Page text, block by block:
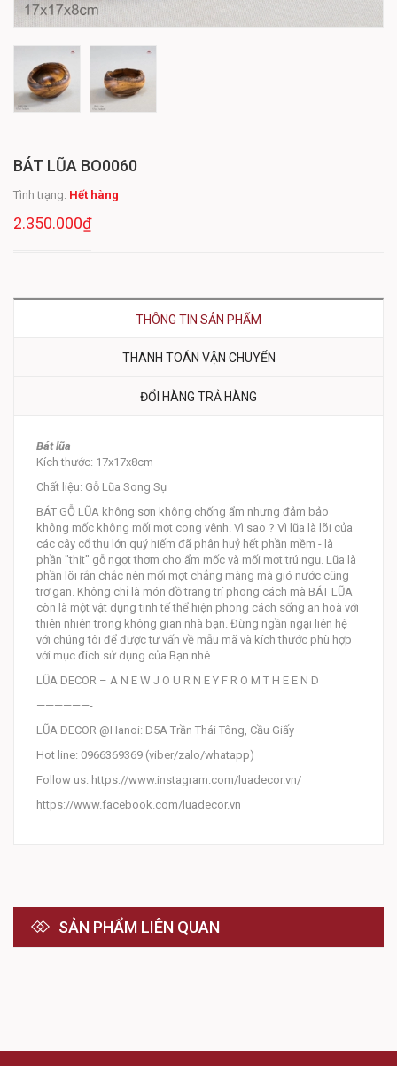
BÁT LŨA BO0060
Tình trạng: Hết hàng
2.350.000₫
THÔNG TIN SẢN PHẨM
THANH TOÁN VẬN CHUYỂN
ĐỔI HÀNG TRẢ HÀNG
Bát lũa
Kích thước: 17x17x8cm
Chất liệu: Gỗ Lũa Song Sụ
BÁT GỖ LŨA không sơn không chống ẩm nhưng đảm bảo
không mốc không mối mọt cong vênh. Vì sao ? Vì lũa là lõi của
các cây cổ thụ lớn quý hiếm đã phân huỷ hết phần mềm - là
phần "thịt" gỗ ngọt thơm cho ẩm mốc và mối mọt trú ngụ. Lũa là
phần lõi rắn chắc nên mối mọt chẳng màng mà gió nước cũng
trơ gan. Không chỉ là món đồ trang trí phong cách mà BÁT LŨA
còn là một vật dụng tinh tế thể hiện phong cách sống an hoà với
thiên nhiên trong không gian nhà bạn. Đừng ngần ngại liên hệ
với chúng tôi để được tư vấn về mẫu mã và kích thước phù hợp
với mục đích sử dụng của Bạn nhé.
LŨA DECOR – A N E W J O U R N E Y F R O M T H E E N D
——————-
LŨA DECOR @Hanoi: D5A Trần Thái Tông, Cầu Giấy
Hot line: 0966369369 (viber/zalo/whatapp)
Follow us: https://www.instagram.com/luadecor.vn/
https://www.facebook.com/luadecor.vn
SẢN PHẨM LIÊN QUAN